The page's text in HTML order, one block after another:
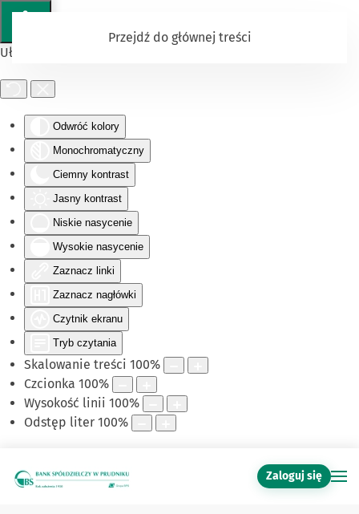
Ułatwienia dostępu
Odwróć kolory
Monochromatyczny
Ciemny kontrast
Jasny kontrast
Niskie nasycenie
Wysokie nasycenie
Zaznacz linki
Zaznacz nagłówki
Czytnik ekranu
Tryb czytania
Skalowanie treści 100%
Czcionka 100%
Wysokość linii 100%
Odstęp liter 100%
Przejdź do głównej treści
Zaloguj się